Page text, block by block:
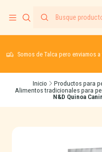
Somos de Talca pero enviamos
Inicio Productos para
Alimentos tradicionales para
N&D Quinoa